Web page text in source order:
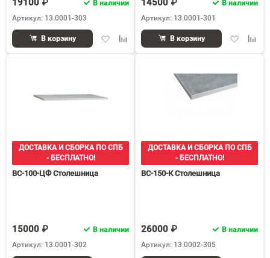
19100 ₽
В наличии
Артикул: 13.0001-303
ДобавитьДобавить
В корзину
14500 ₽
В наличии
Артикул: 13.0001-301
Добавить
В корзину
ДОСТАВКА И СБОРКА ПО СПБ
- БЕСПЛАТНО!
ВС-100-ЦФ Столешница
15000 ₽
В наличии
Артикул: 13.0001-302
ДОСТАВКА И СБОРКА ПО СПБ
- БЕСПЛАТНО!
ВС-150-К Столешница
26000 ₽
В наличии
Артикул: 13.0002-305